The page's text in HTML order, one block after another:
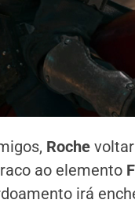
Roche
ao elemento
irá